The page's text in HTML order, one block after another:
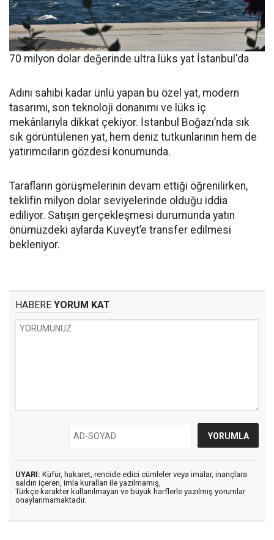
70 milyon dolar değerinde ultra lüks yat İstanbul'da
Adını sahibi kadar ünlü yapan bu özel yat, modern
tasarımı, son teknoloji donanımı ve lüks iç
mekânlarıyla dikkat çekiyor. İstanbul Boğazı’nda sık
sık görüntülenen yat, hem deniz tutkunlarının hem de
yatırımcıların gözdesi konumunda.
Tarafların görüşmelerinin devam ettiği öğrenilirken,
teklifin milyon dolar seviyelerinde olduğu iddia
ediliyor. Satışın gerçekleşmesi durumunda yatın
önümüzdeki aylarda Kuveyt’e transfer edilmesi
bekleniyor.
HABERE YORUM KAT
UYARI: Küfür, hakaret, rencide edici cümleler veya imalar, inançlara
saldırı içeren, imla kuralları ile yazılmamış,
Türkçe karakter kullanılmayan ve büyük harflerle yazılmış yorumlar
onaylanmamaktadır.